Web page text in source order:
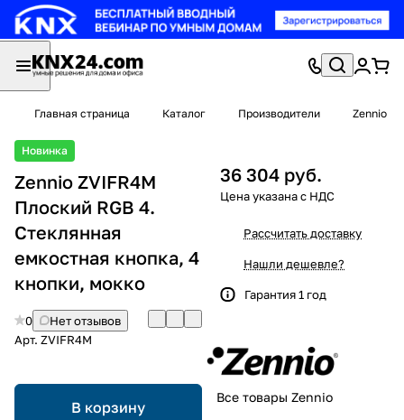
Главная страница Каталог Производители Zennio
Новинка
Zennio ZVIFR4M
Плоский RGB 4.
Стеклянная
емкостная кнопка, 4
кнопки, мокко
0
Нет отзывов
Арт. ZVIFR4M
В корзину
36 304 руб.
Рассчитать доставку
Нашли дешевле?
Гарантия 1 год
Все товары Zennio